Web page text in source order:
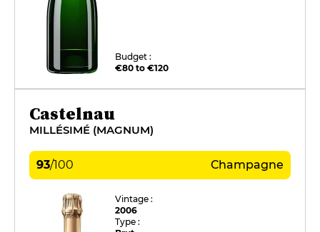
Budget :
€80 to €120
Castelnau
MILLÉSIMÉ (MAGNUM)
93/100 Champagne
Vintage :
2006
Type :